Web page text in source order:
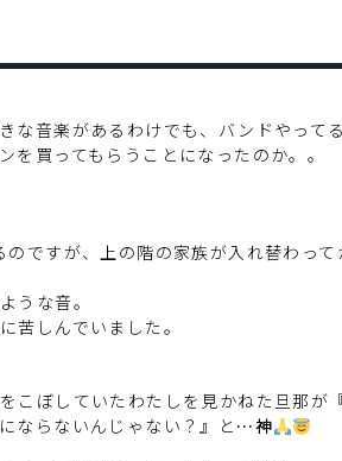
な音楽があるわけでも、バンドやって
買ってもらうことになったのか。。
ですが、上の階の家族が入れ替わっ
うな音。
苦しんでいました。
こぼしていたわたしを見かねた旦那が
ならないんじゃない？』と …神